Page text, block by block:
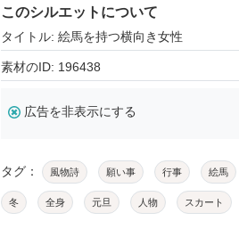
このシルエットについて
タイトル: 絵馬を持つ横向き女性
素材のID: 196438
広告を非表示にする
タグ： 風物詩 願い事 行事 絵馬
冬 全身 元旦 人物 スカート